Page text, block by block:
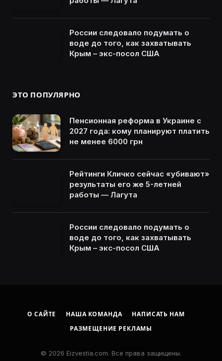
России следовало подумать о
воде до того, как захватывать
Крым – экс-посол США
ЭТО ПОПУЛЯРНО
Пенсионная реформа в Украине с
2027 года: кому планируют платить
не менее 6000 грн
Рейтинги Кличко сейчас «убивают»
результаты его же 5-летней
работы — Лагута
России следовало подумать о
воде до того, как захватывать
Крым – экс-посол США
О САЙТЕ НАША КОМАНДА
НАПИСАТЬ НАМ
РАЗМЕЩЕНИЕ РЕКЛАМЫ
© 2026 Eizvestia.com. Все права защищены.